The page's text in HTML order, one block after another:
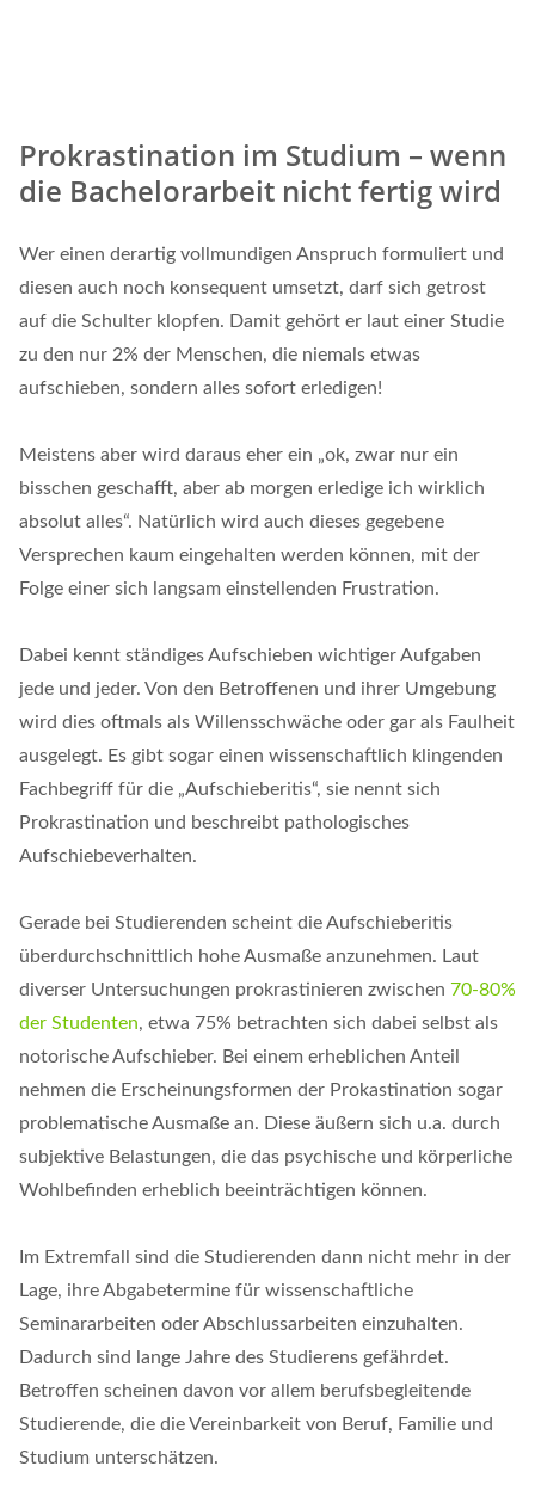
Prokrastination im Studium – wenn
die Bachelorarbeit nicht fertig wird
Wer einen derartig vollmundigen Anspruch formuliert und
diesen auch noch konsequent umsetzt, darf sich getrost
auf die Schulter klopfen. Damit gehört er laut einer Studie
zu den nur 2% der Menschen, die niemals etwas
aufschieben, sondern alles sofort erledigen!
Meistens aber wird daraus eher ein „ok, zwar nur ein
bisschen geschafft, aber ab morgen erledige ich wirklich
absolut alles“. Natürlich wird auch dieses gegebene
Versprechen kaum eingehalten werden können, mit der
Folge einer sich langsam einstellenden Frustration.
Dabei kennt ständiges Aufschieben wichtiger Aufgaben
jede und jeder. Von den Betroffenen und ihrer Umgebung
wird dies oftmals als Willensschwäche oder gar als Faulheit
ausgelegt. Es gibt sogar einen wissenschaftlich klingenden
Fachbegriff für die „Aufschieberitis“, sie nennt sich
Prokrastination und beschreibt pathologisches
Aufschiebeverhalten.
Gerade bei Studierenden scheint die Aufschieberitis
überdurchschnittlich hohe Ausmaße anzunehmen. Laut
diverser Untersuchungen prokrastinieren zwischen 70-80%
der Studenten, etwa 75% betrachten sich dabei selbst als
notorische Aufschieber. Bei einem erheblichen Anteil
nehmen die Erscheinungsformen der Prokastination sogar
problematische Ausmaße an. Diese äußern sich u.a. durch
subjektive Belastungen, die das psychische und körperliche
Wohlbefinden erheblich beeinträchtigen können.
Im Extremfall sind die Studierenden dann nicht mehr in der
Lage, ihre Abgabetermine für wissenschaftliche
Seminararbeiten oder Abschlussarbeiten einzuhalten.
Dadurch sind lange Jahre des Studierens gefährdet.
Betroffen scheinen davon vor allem berufsbegleitende
Studierende, die die Vereinbarkeit von Beruf, Familie und
Studium unterschätzen.